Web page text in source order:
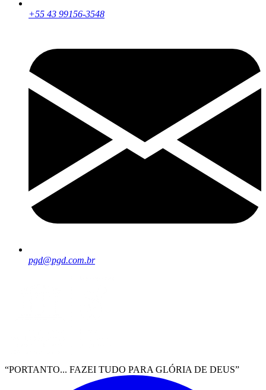
+55 43 99156-3548
pgd@pgd.com.br
“PORTANTO... FAZEI TUDO PARA GLÓRIA DE DEUS”